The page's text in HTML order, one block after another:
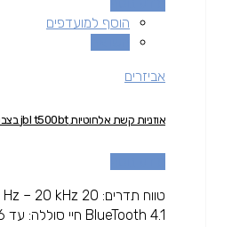
הוסף למועדפים
אביזרים
אוזניות קשת אלחוטיות jbl t500bt בצבע שחור